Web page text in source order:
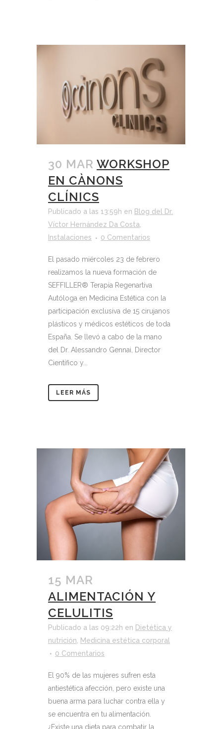
30 MAR WORKSHOP
EN CÀNONS
CLÍNICS
Publicado a las 13:59h en Blog del Dr.
Víctor Hernández Da Costa
Instalaciones
0 Comentarios
El pasado miércoles 23 de febrero
realizamos la nueva formación de
SEFFILLER®️ Terapia Regenartiva
Autóloga en Medicina Estética con la
participación exclusiva de 15 cirujanos
plásticos y médicos estéticos de toda
España. Se llevó a cabo de la mano
del Dr. Alessandro Gennai, Director
Científico y...
LEER MÁS
15 MAR
ALIMENTACIÓN Y
CELULITIS
Publicado a las 09:22h en Dietética y
nutrición Medicina estética corporal
0 Comentarios
El 90% de las mujeres sufren esta
antiestética afección, pero existe una
buena arma para luchar contra ella y
se encuentra en tu alimentación.
¿Existe una dieta para combatir la